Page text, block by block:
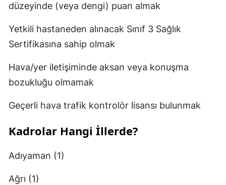
düzeyinde (veya dengi) puan almak
Yetkili hastaneden alınacak Sınıf 3 Sağlık
Sertifikasına sahip olmak
Hava/yer iletişiminde aksan veya konuşma
bozukluğu olmamak
Geçerli hava trafik kontrolör lisansı bulunmak
Kadrolar Hangi İllerde?
Adıyaman (1)
Ağrı (1)